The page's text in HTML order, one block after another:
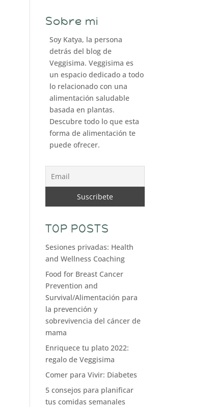
Sobre mi
Soy Katya, la persona
detrás del blog de
Veggisima. Veggisima es
un espacio dedicado a todo
lo relacionado con una
alimentación saludable
basada en plantas.
Descubre todo lo que esta
forma de alimentación te
puede ofrecer.
TOP POSTS
Sesiones privadas: Health
and Wellness Coaching
Food for Breast Cancer
Prevention and
Survival/Alimentación para
la prevención y
sobrevivencia del cáncer de
mama
Enriquece tu plato 2022:
regalo de Veggisima
Comer para Vivir: Diabetes
5 consejos para planificar
tus comidas semanales